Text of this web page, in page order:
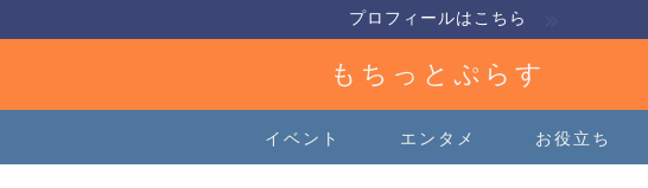
プロフィールはこちら
もちっとぷらす
イベント エンタメ お役立ち